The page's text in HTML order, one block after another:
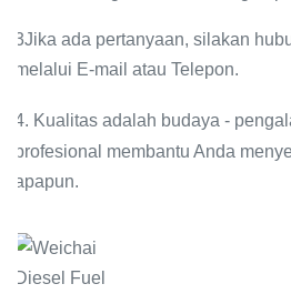
3Jika ada pertanyaan, silakan
melalui E-mail atau Telepon.
4. Kualitas adalah budaya -
profesional membantu Anda
apapun.